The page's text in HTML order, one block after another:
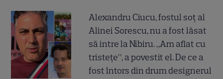
Alexandru Ciucu, fostul soț al
Alinei Sorescu, nu a fost lăsat
să intre la Nibiru. „Am aflat cu
tristețe”, a povestit el. De ce a
fost întors din drum designerul